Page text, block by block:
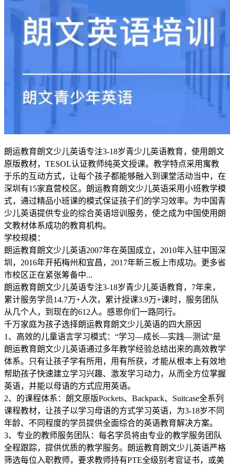
朗运教育朗文少儿英语专注3-18岁青少儿英语教育，使用朗文
原版教材，TESOL认证教师纯英文授课。教学特点采用寓教
于乐的互动方式，让每个孩子都能够融入到课堂活动当中，在
深圳有15家直营校区。朗运教育朗文少儿英语采用小班教学模
式，通过精品小班课的模式保证孩子们的学习效率。为中国青
少儿英语提供专业的综合英语培训服务，使之成为中国使用朗
文教材体系成功的教育机构。
学校规模：
朗运教育朗文少儿英语2007年在英国成立，2010年入驻中国深
圳，2016年开拓梅州和宜昌，2017年新三板上市成功。更多省
市校区正在紧张筹备中...
朗运教育朗文少儿英语专注3-18岁青少儿英语教育，7年来，
累计服务学员14.7万+人次，累计授课3.9万+课时，服务团队
从几个人，到现在的612人。感恩你们一路同行。
千万家庭为孩子选择朗运教育朗文少儿英语的四大原因
1、高效的儿童语言学习模式：“学习—成长—实践—测试”是
朗运教育朗文少儿英语通过多年教学经验总结出来的高效教学
体系。只有让孩子学有所用，用有所获，才能从根本上有效地
帮助孩子快速建立学习兴趣、激发学习动力，从而全方位掌握
英语，并能以母语的方式应用英语。
2、的课程体系：朗文原版Pockets、Backpack、Suitcase全系列
课程教材，让孩子以学习母语的方式学习英语，为3-18岁不同
年龄、不同程度的学员提供全面综合的英语教育解决方案。
3、专业的教师服务团队：每名学员将由专业的教学服务团队
全程跟踪，提供优质的教学服务。朗运教育朗文少儿英语严格
筛选每位入职教师，要求教师持有PTE全级别考官证书，或美